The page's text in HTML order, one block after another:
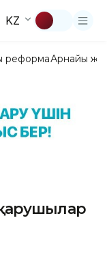
KZ
реформаАрнайы